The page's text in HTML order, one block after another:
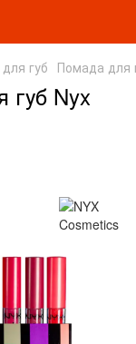
губ Помада для
губ Nyx